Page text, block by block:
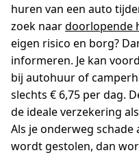
huren van een auto
zoek naardoorlopende
eigen risico en borg?
informeren. Je kan
bij autohuur of
slechts € 6,75 per dag.
de ideale verzekering
Als je onderweg
wordt gestolen, dan